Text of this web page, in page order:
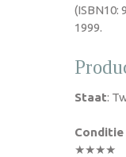
(ISBN10:
1999.
Staat:
Conditie
★★★★